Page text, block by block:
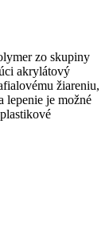
zo skupiny
akrylátový
žiareniu,
lepenie je možné